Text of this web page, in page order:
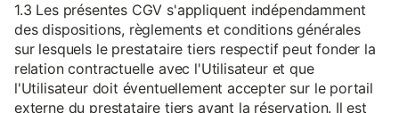
1.3 Les présentes CGV s'appliquent indépendamment
des dispositions, règlements et conditions générales
sur lesquels le prestataire tiers respectif peut fonder la
relation contractuelle avec l'Utilisateur et que
l'Utilisateur doit éventuellement accepter sur le portail
externe du prestataire tiers avant la réservation. Il est